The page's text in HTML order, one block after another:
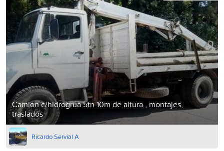
Camion c/hidrogrua 5tn 10m de altura , montajes,
traslados
Ricardo Servial A